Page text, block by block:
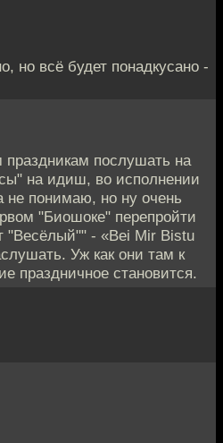
но всё будет понадкусано -
послушать на
на идиш, во исполнении
не понимаю, но ну очень
"Биошоке" перепройти
"Весёлый"" - «Bei Mir Bistu
Уж как они там к
праздничное становится.